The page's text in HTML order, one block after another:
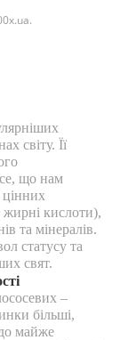
світу. Її
що нам
цінних
жирні кислоти),
та мінералів.
статусу та
свят.
–
більші,
майже